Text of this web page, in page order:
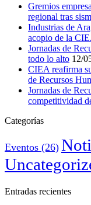
Gremios
regional tras
Industrias de
acopio de la
Jornadas de
todo lo alto 12/
CIEA reafirma
de Recursos
Jornadas de
competitividad
Categorías
Eventos (26)
Entradas recientes